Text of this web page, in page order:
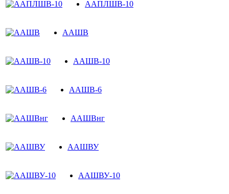
ААПЛШВ-10
ААШВ
ААШВ-10
ААШВ-6
ААШВнг
ААШВУ
ААШВУ-10